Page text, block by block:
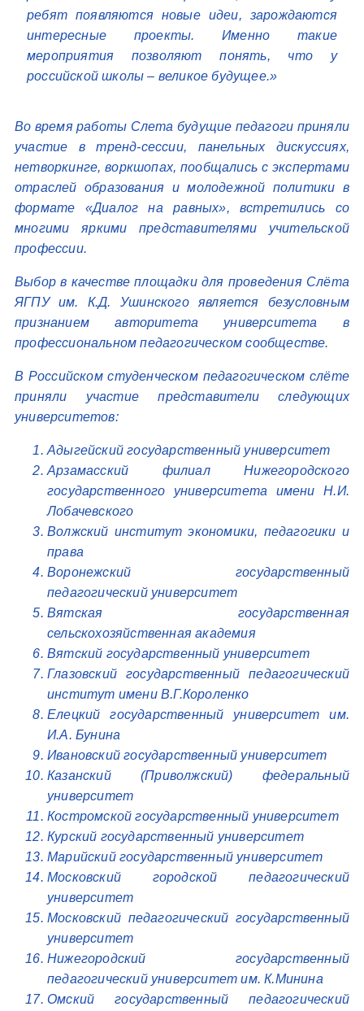
ребят появляются новые идеи, зарождаются
интересные проекты. Именно такие
мероприятия позволяют понять, что у
российской школы – великое будущее.»
Во время работы Слета будущие педагоги приняли
участие в тренд-сессии, панельных дискуссиях,
нетворкинге, воркшопах, пообщались с экспертами
отраслей образования и молодежной политики в
формате «Диалог на равных», встретились со
многими яркими представителями учительской
профессии.
Выбор в качестве площадки для проведения Слёта
ЯГПУ им. К.Д. Ушинского является безусловным
признанием авторитета университета в
профессиональном педагогическом сообществе.
В Российском студенческом педагогическом слёте
приняли участие представители следующих
университетов:
Адыгейский государственный университет
Арзамасский филиал Нижегородского
государственного университета имени Н.И.
Лобачевского
Волжский институт экономики, педагогики и
права
Воронежский государственный
педагогический университет
Вятская государственная
сельскохозяйственная академия
Вятский государственный университет
Глазовский государственный педагогический
институт имени В.Г.Короленко
Елецкий государственный университет им.
И.А. Бунина
Ивановский государственный университет
Казанский (Приволжский) федеральный
университет
Костромской государственный университет
Курский государственный университет
Марийский государственный университет
Московский городской педагогический
университет
Московский педагогический государственный
университет
Нижегородский государственный
педагогический университет им. К.Минина
Омский государственный педагогический